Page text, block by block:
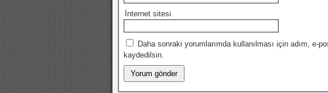
İnternet sitesi
Daha sonraki yorumlarımda kullanılması için adım, e-
kaydedilsin.